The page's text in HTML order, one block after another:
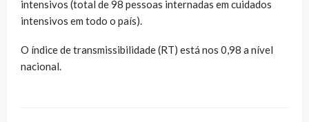
intensivos (total de 98 pessoas internadas em cuidados
intensivos em todo o país).
O índice de transmissibilidade (RT) está nos 0,98 a nível
nacional.